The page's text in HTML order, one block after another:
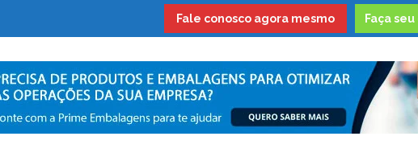
Fale conosco agora mesmo Faça